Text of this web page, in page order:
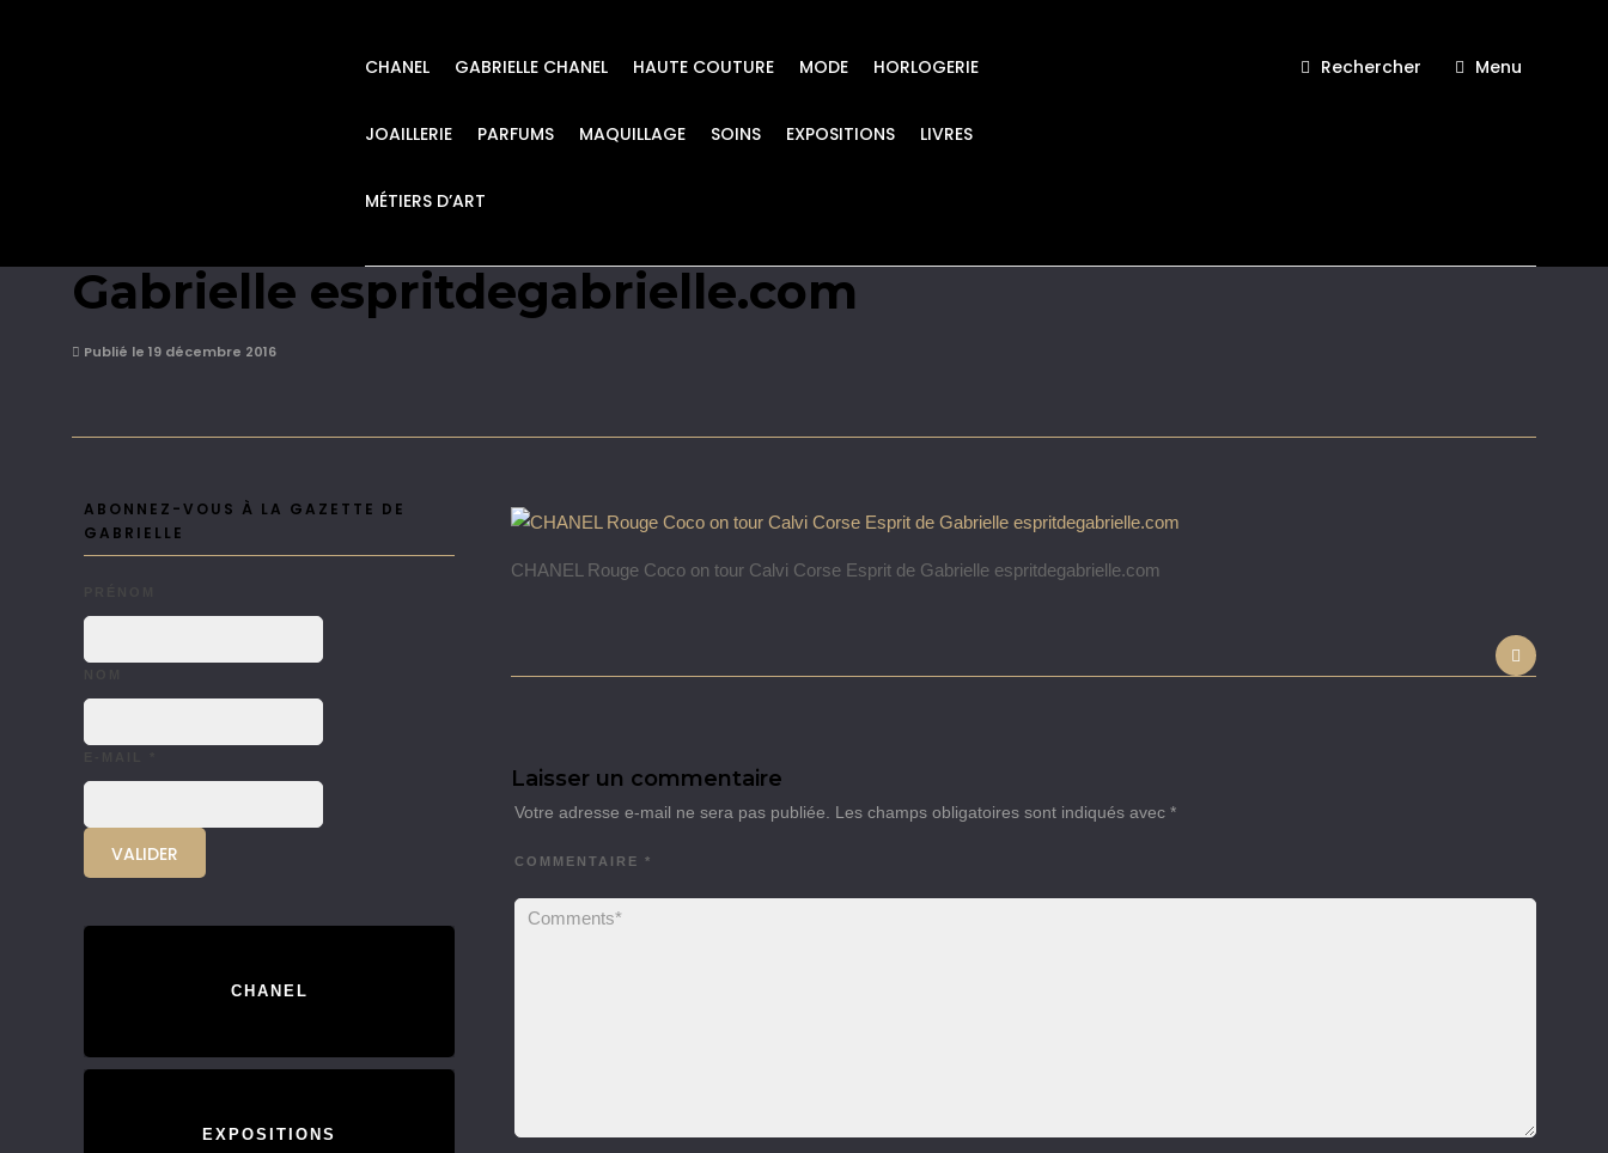
CHANEL GABRIELLE CHANEL HAUTE COUTURE MODE HORLOGERIE
JOAILLERIE PARFUMS MAQUILLAGE SOINS EXPOSITIONS LIVRES
MÉTIERS D’ART
Rechercher Menu
Gabrielle espritdegabrielle.com
Publié le 19 décembre 2016
CHANEL Rouge Coco on tour Calvi Corse Esprit de Gabrielle espritdegabrielle.com
Laisser un commentaire
Votre adresse e-mail ne sera pas publiée. Les champs obligatoires sont indiqués avec *
COMMENTAIRE *
ABONNEZ-VOUS À LA GAZETTE DE
GABRIELLE
CHANEL
EXPOSITIONS